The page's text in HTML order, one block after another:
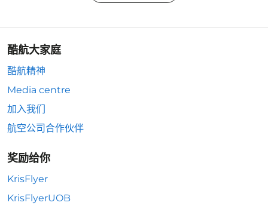
酷航大家庭
酷航精神
Media centre
加入我们
航空公司合作伙伴
奖励给你
KrisFlyer
KrisFlyerUOB